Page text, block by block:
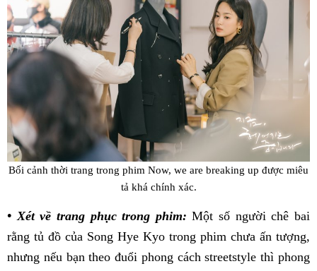
Bối cảnh thời trang trong phim Now, we are breaking up được miêu
tả khá chính xác.
• Xét về trang phục trong phim: Một số người chê bai
rằng tủ đồ của Song Hye Kyo trong phim chưa ấn tượng,
nhưng nếu bạn theo đuổi phong cách streetstyle thì phong